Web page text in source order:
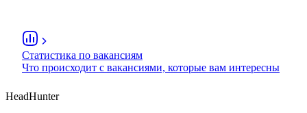
Статистика по вакансиям
Что происходит с вакансиями, которые вам интересны
HeadHunter